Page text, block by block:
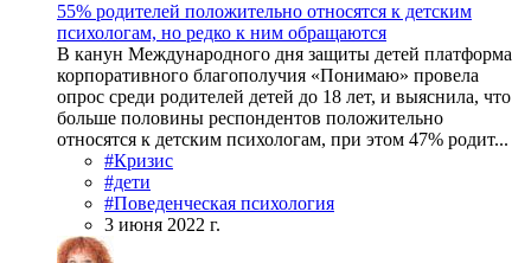
55% родителей положительно относятся к детским
психологам, но редко к ним обращаются
В канун Международного дня защиты детей платформа
корпоративного благополучия «Понимаю» провела
опрос среди родителей детей до 18 лет, и выяснила, что
больше половины респондентов положительно
относятся к детским психологам, при этом 47% родит...
#Кризис
#дети
#Поведенческая психология
3 июня 2022 г.